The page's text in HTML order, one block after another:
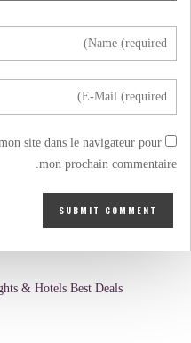
site dans le navigateur pour
mon prochain commentaire.
& Hotels Best Deals